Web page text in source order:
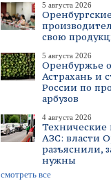
5 августа 2026
свою
5 августа 2026
Оренбуржье
Астрахань и
России по
арбузов
4 августа 2026
АЗС: власти
разъяснили,
нужны
смотреть все